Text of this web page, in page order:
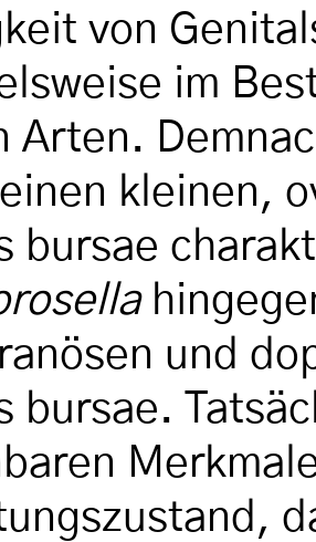
von
im
Arten.
kleinen,
bursae
und
bursae.